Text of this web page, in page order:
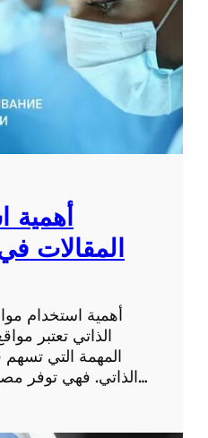
أهمية
المقالات
أهمية استخدام
الذاتي تعتبر
المهمة التي تسهم
الذاتي. فهي توفر مصادر متنوعة ومتخصصة…